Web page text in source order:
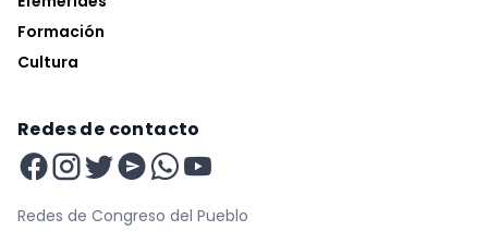
Formación
Cultura
Redes de contacto
Redes de Congreso del Pueblo